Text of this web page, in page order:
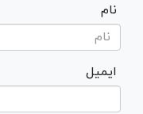
نام
ایمیل